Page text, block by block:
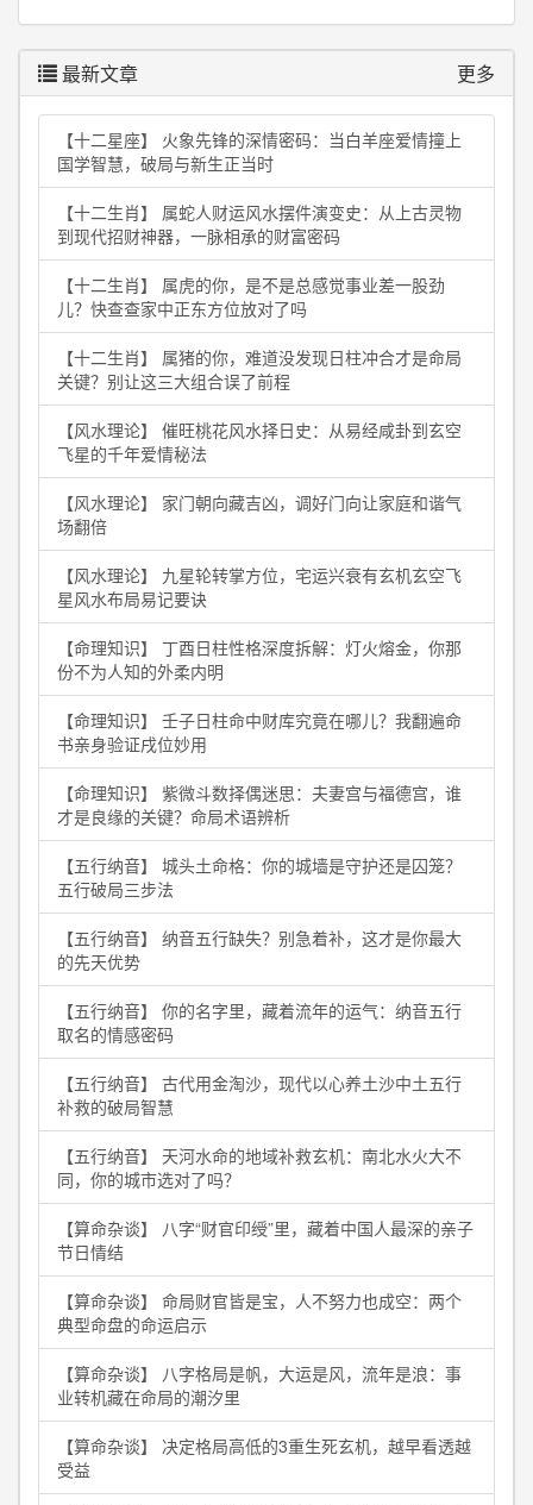
最新文章 更多
【十二星座】 火象先锋的深情密码：当白羊座爱情撞上
国学智慧，破局与新生正当时
【十二生肖】 属蛇人财运风水摆件演变史：从上古灵物
到现代招财神器，一脉相承的财富密码
【十二生肖】 属虎的你，是不是总感觉事业差一股劲
儿？快查查家中正东方位放对了吗
【十二生肖】 属猪的你，难道没发现日柱冲合才是命局
关键？别让这三大组合误了前程
【风水理论】 催旺桃花风水择日史：从易经咸卦到玄空
飞星的千年爱情秘法
【风水理论】 家门朝向藏吉凶，调好门向让家庭和谐气
场翻倍
【风水理论】 九星轮转掌方位，宅运兴衰有玄机玄空飞
星风水布局易记要诀
【命理知识】 丁酉日柱性格深度拆解：灯火熔金，你那
份不为人知的外柔内明
【命理知识】 壬子日柱命中财库究竟在哪儿？我翻遍命
书亲身验证戌位妙用
【命理知识】 紫微斗数择偶迷思：夫妻宫与福德宫，谁
才是良缘的关键？命局术语辨析
【五行纳音】 城头土命格：你的城墙是守护还是囚笼？
五行破局三步法
【五行纳音】 纳音五行缺失？别急着补，这才是你最大
的先天优势
【五行纳音】 你的名字里，藏着流年的运气：纳音五行
取名的情感密码
【五行纳音】 古代用金淘沙，现代以心养土沙中土五行
补救的破局智慧
【五行纳音】 天河水命的地域补救玄机：南北水火大不
同，你的城市选对了吗？
【算命杂谈】 八字“财官印绶”里，藏着中国人最深的亲子
节日情结
【算命杂谈】 命局财官皆是宝，人不努力也成空：两个
典型命盘的命运启示
【算命杂谈】 八字格局是帆，大运是风，流年是浪：事
业转机藏在命局的潮汐里
【算命杂谈】 决定格局高低的3重生死玄机，越早看透越
受益